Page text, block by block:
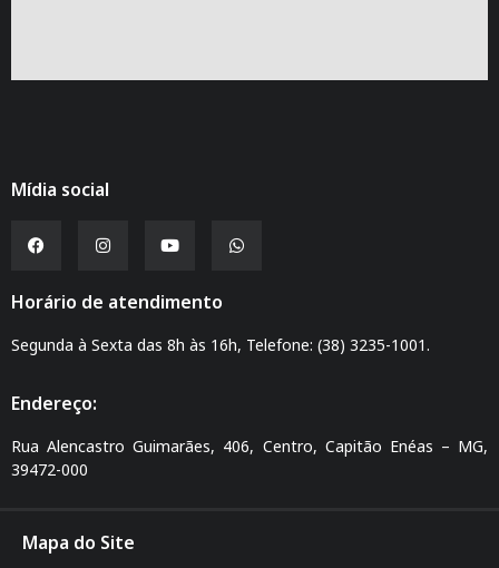
Mídia social
Horário de atendimento
Segunda à Sexta das 8h às 16h, Telefone: (38) 3235-1001.
Endereço:
Rua Alencastro Guimarães, 406, Centro, Capitão Enéas – MG,
39472-000
Mapa do Site